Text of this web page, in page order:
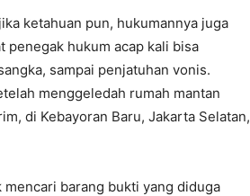
ketahuan pun, hukumannya juga
penegak hukum acap kali bisa
sampai penjatuhan vonis.
menggeledah rumah mantan
di Kebayoran Baru, Jakarta Selatan,
barang bukti yang diduga